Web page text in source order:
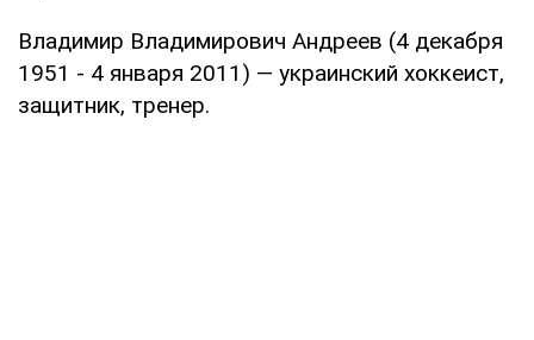
Владимир Владимирович Андреев (4 декабря
1951 - 4 января 2011) — украинский хоккеист,
защитник, тренер.